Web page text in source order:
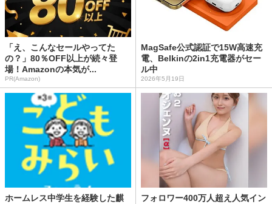
「え、こんなセールやってた
の？」80％OFF以上が続々登
場！Amazonの本気が...
PR(Amazon)
MagSafe公式認証で15W高速充
電、Belkinの2in1充電器がセー
ル中
2026年5月19日
ホームレス中学生を経験した麒
フォロワー400万人超え人気イン